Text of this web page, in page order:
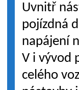
Uvnitř
pojízdná
napájení
V i vývod
celého